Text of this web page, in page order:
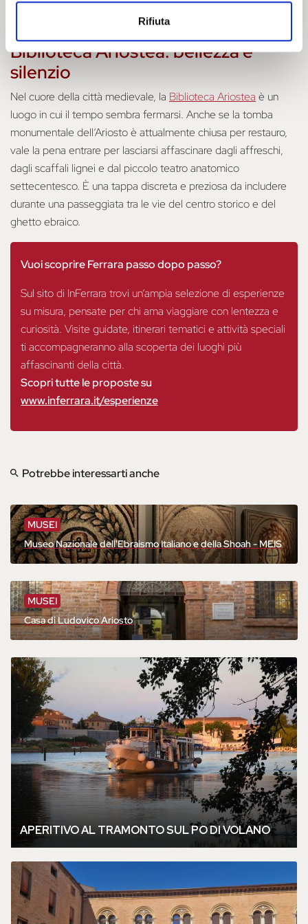
Rifiuta
Spazio Antonioniper esplorare l’universo visivo del celebre
Biblioteca Ariostea: bellezza e
silenzio
Nel cuore della città medievale, la Biblioteca Ariostea è un
luogo in cui il tempo sembra fermarsi. Anche se la tomba
monumentale dell’Ariosto è attualmente chiusa per restauro,
vale la pena entrare per lasciarsi affascinare dagli affreschi,
dagli scaffali lignei e dal piccolo teatro anatomico
settecentesco. È una tappa discreta e preziosa da includere
durante una passeggiata tra le vie del centro storico e del
ghetto ebraico.
Vuoi scoprire Ferrara passo dopo passo?
Sul sito di InFerrara trovi un’ampia selezione di esperienze
su misura, pensate per chi ama viaggiare con lentezza e
curiosità. Visite guidate, itinerari tematici e attività speciali
ti accompagneranno alla scoperta dei luoghi più
affascinanti della città.
Scopri tutte le proposte su
www.inferrara.it/esperienze
Potrebbe interessarti anche
MUSEI
Museo Nazionale dell'Ebraismo Italiano e della Shoah - MEIS
MUSEI
Casa di Ludovico Ariosto